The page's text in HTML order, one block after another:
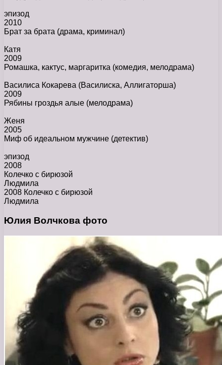
эпизод
2010
Брат за брата (драма, криминал)
Катя
2009
Ромашка, кактус, маргаритка (комедия, мелодрама)
Василиса Кокарева (Василиска, Аллигаторша)
2009
Рябины гроздья алые (мелодрама)
Женя
2005
Миф об идеальном мужчине (детектив)
эпизод
2008
Колечко с бирюзой
Людмила
2008 Колечко с бирюзой
Людмила
Юлия Волчкова фото